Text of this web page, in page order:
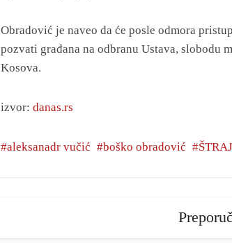
Obradović je naveo da će posle odmora
pozvati građana na odbranu Ustava, slobodu
Kosova.
izvor: danas.rs
aleksanadr vučić boško obradović